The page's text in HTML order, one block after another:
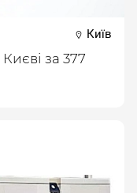
Київ
за 377